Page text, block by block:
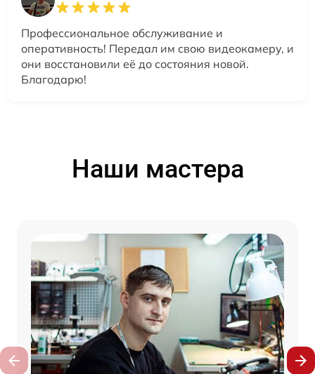
Профессиональное обслуживание и
оперативность! Передал им свою видеокамеру, и
они восстановили её до состояния новой.
Благодарю!
Наши мастера